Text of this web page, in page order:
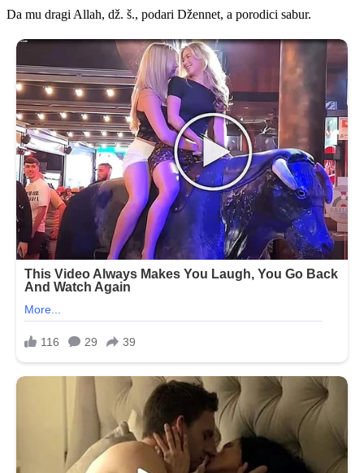
Da mu dragi Allah, dž. š., podari Džennet, a porodici sabur.